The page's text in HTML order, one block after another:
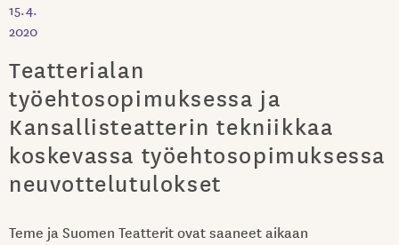
15.4.
2020
Teatterialan
työehtosopimuksessa ja
Kansallisteatterin tekniikkaa
koskevassa työehtosopimuksessa
neuvottelutulokset
Teme ja Suomen Teatterit ovat saaneet aikaan